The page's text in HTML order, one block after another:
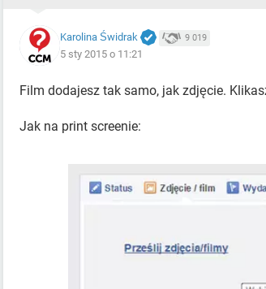
Karolina Świdrak 9 019
5 sty 2015 o 11:21
Film dodajesz tak samo, jak zdjęcie.
Jak na print screenie: